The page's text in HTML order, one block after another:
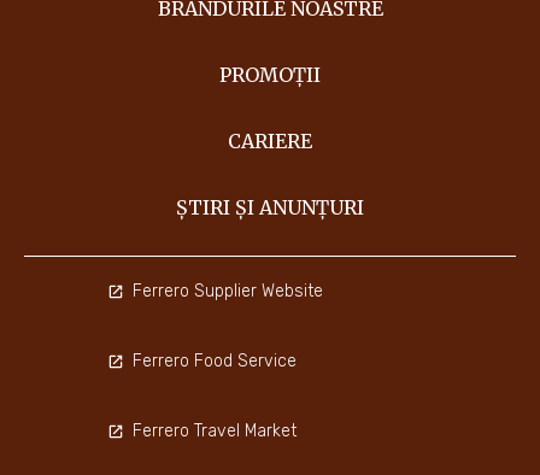
BRANDURILE NOASTRE
PROMOȚII
CARIERE
ȘTIRI ȘI ANUNȚURI
Ferrero Supplier Website
Ferrero Food Service
Ferrero Travel Market